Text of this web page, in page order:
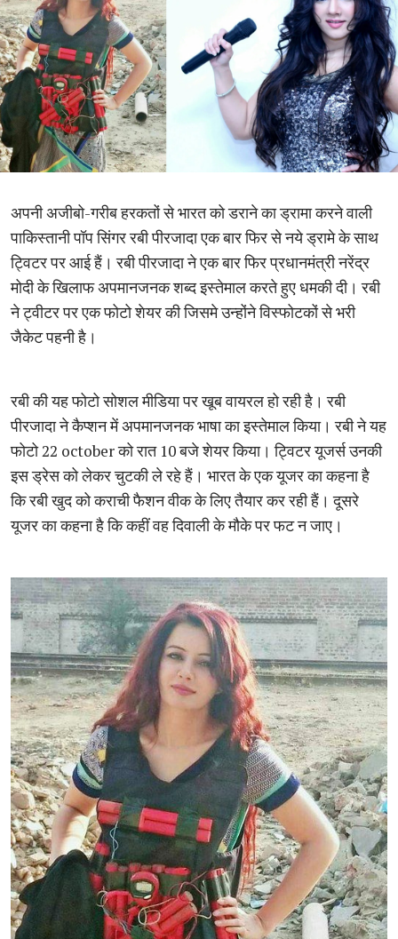
अपनी अजीबो-गरीब हरकतों से भारत को डराने का ड्रामा करने वाली
पाकिस्तानी पॉप सिंगर रबी पीरजादा एक बार फिर से नये ड्रामे के साथ
ट्विटर पर आई हैं। रबी पीरजादा ने एक बार फिर प्रधानमंत्री नरेंद्र
मोदी के खिलाफ अपमानजनक शब्द इस्तेमाल करते हुए धमकी दी। रबी
ने ट्वीटर पर एक फोटो शेयर की जिसमे उन्होंने विस्फोटकों से भरी
जैकेट पहनी है।
रबी की यह फोटो सोशल मीडिया पर खूब वायरल हो रही है। रबी
पीरजादा ने कैप्शन में अपमानजनक भाषा का इस्तेमाल किया। रबी ने यह
फोटो 22 october को रात 10 बजे शेयर किया। ट्विटर यूजर्स उनकी
इस ड्रेस को लेकर चुटकी ले रहे हैं। भारत के एक यूजर का कहना है
कि रबी खुद को कराची फैशन वीक के लिए तैयार कर रही हैं। दूसरे
यूजर का कहना है कि कहीं वह दिवाली के मौके पर फट न जाए।